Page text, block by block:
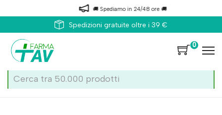
🚚 Spediamo in 24/48 ore 🚚
Spedizioni gratuite oltre i 39 €
0